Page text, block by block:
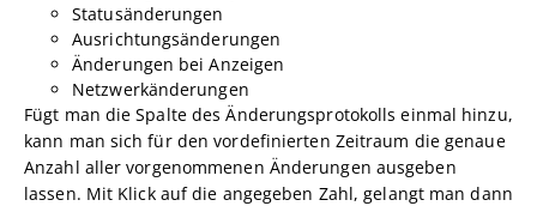
Statusänderungen
Ausrichtungsänderungen
Änderungen bei Anzeigen
Netzwerkänderungen
Fügt man die Spalte des Änderungsprotokolls einmal hinzu,
kann man sich für den vordefinierten Zeitraum die genaue
Anzahl aller vorgenommenen Änderungen ausgeben
lassen. Mit Klick auf die angegeben Zahl, gelangt man dann